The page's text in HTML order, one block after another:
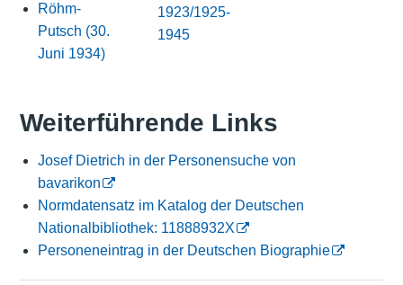
Röhm-
Putsch (30.
Juni 1934)
1923/1925-
1945
Weiterführende Links
Josef Dietrich in der Personensuche von
bavarikon
Normdatensatz im Katalog der Deutschen
Nationalbibliothek: 11888932X
Personeneintrag in der Deutschen Biographie